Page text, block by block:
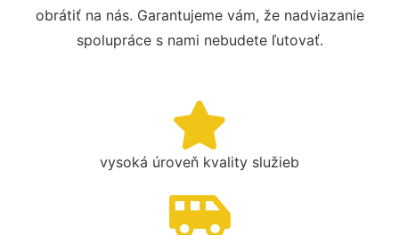
obrátiť na nás. Garantujeme vám, že nadviazanie
spolupráce s nami nebudete ľutovať.
vysoká úroveň kvality služieb